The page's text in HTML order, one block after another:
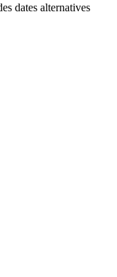
dates alternatives